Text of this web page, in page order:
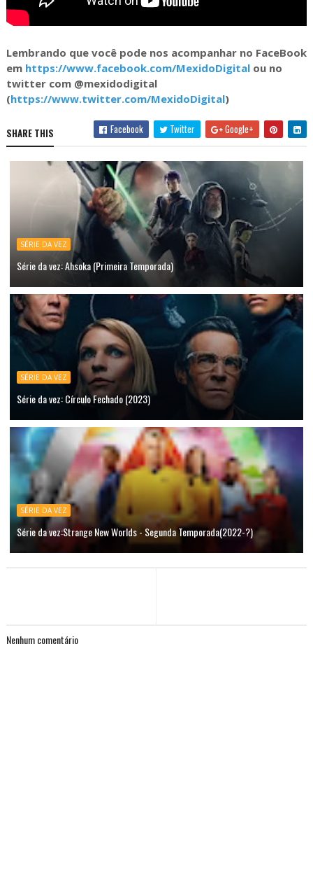
Lembrando que você pode nos acompanhar no FaceBook
em https://www.facebook.com/MexidoDigitalou no
twitter com @mexidodigital
(https://www.twitter.com/MexidoDigital)
SHARE THIS Facebook Twitter Google+
SÉRIE DA VEZ
Série da vez: Ahsoka (Primeira Temporada)
SÉRIE DA VEZ
Série da vez: Círculo Fechado (2023)
SÉRIE DA VEZ
Série da vez:Strange New Worlds - Segunda Temporada(2022-?)
Nenhum comentário